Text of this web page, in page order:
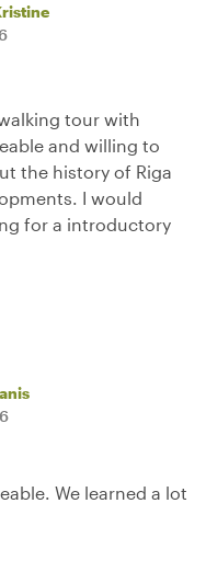
tour with
and willing to
the history of Riga
I would
for a introductory
We learned a lot